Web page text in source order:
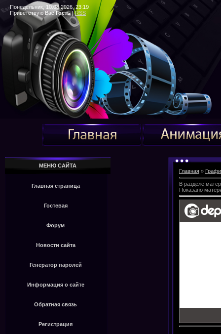
Понедельник, 10.08.2026, 23:19
Приветствую Вас Гость|RSS
МЕНЮ САЙТА
Главная страница
Гостевая
Форум
Новости сайта
Генератор паролей
Информация о сайте
Обратная связь
Регистрация
Главная »
В разделе
Показано